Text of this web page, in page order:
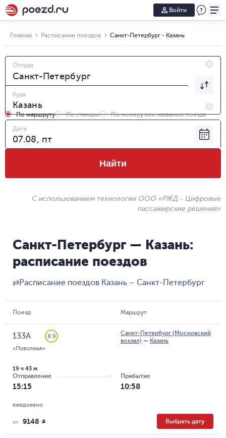
Войти
Главная Расписание поездов Санкт-Петербург - Казань
Откуда
Куда
По маршруту По станции
По номеру или названию поезда
Дата
Найти
С использованием технологии ООО «РЖД - Цифровые
пассажирские решения»
Санкт-Петербург — Казань:
расписание поездов
⇄Расписание поездов Казань – Санкт-Петербург
Поезд Маршрут
133А
8.9
«Поволжье»
Санкт-Петербург (Московский
вокзал) — Казань
Отправление
15:15
19 ч 43 м
Прибытие
10:58
ежедневно
от 9148 R Выбрать дату